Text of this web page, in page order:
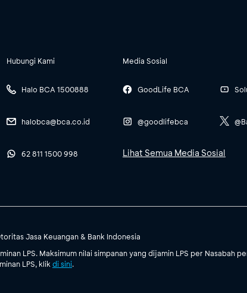
Hubungi Kami
Halo BCA 1500888
halobca@bca.co.id
62 811 1500 998
Media Sosial
GoodLife BCA
@goodlifebca
Lihat Semua Media Sosial
Jasa Keuangan & Bank Indonesia
LPS. Maksimum nilai simpanan yang dijamin LPS per Nasabah
LPS, klik di sini.